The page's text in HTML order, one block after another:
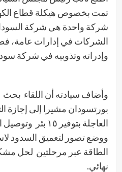
تمت بخصوص هيكلة قطاع
شركة واحدة هي شركة
الشركات في إدارات عامة،
وإدراته وتذوبيه في شركة
وأضاف سيادته أن اللقاء بحث
بورتسودان مشيرا إلى إجازة
العاجلة بتوفير
ووضع تصور لتعميق السدود
الطاقة عبر مرحلتين لحل
نهائي.